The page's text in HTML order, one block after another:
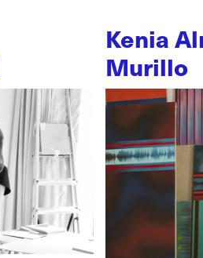
Kenia
Murillo